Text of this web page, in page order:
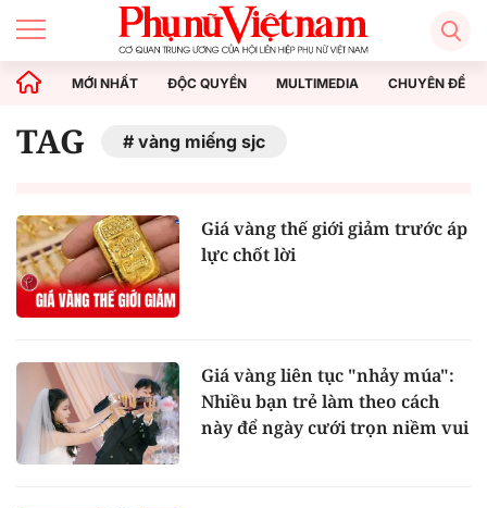
MỚI NHẤT ĐỘC QUYỀN MULTIMEDIA CHUYÊN ĐỀ
TAG vàng miếng sjc
Giá vàng thế giới giảm trước áp
lực chốt lời
Giá vàng liên tục "nhảy múa":
Nhiều bạn trẻ làm theo cách
này để ngày cưới trọn niềm vui